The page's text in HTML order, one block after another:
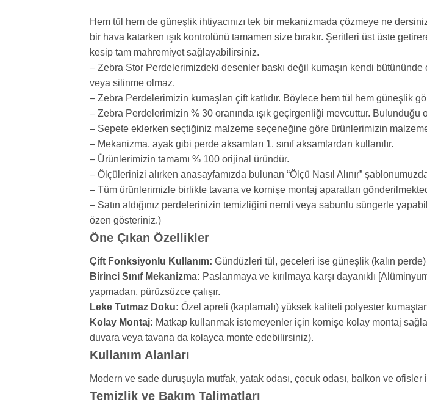
Hem tül hem de güneşlik ihtiyacınızı tek bir mekanizmada çözmeye ne
bir hava katarken ışık kontrolünü tamamen size bırakır. Şeritleri üst üste
kesip tam mahremiyet sağlayabilirsiniz.
– Zebra Stor Perdelerimizdeki desenler baskı değil kumaşın kendi
veya silinme olmaz.
– Zebra Perdelerimizin kumaşları çift katlıdır. Böylece hem tül hem güneşlik
– Zebra Perdelerimizin % 30 oranında ışık geçirgenliği mevcuttur. Bulunduğu
– Sepete eklerken seçtiğiniz malzeme seçeneğine göre ürünlerimizin
– Mekanizma, ayak gibi perde aksamları 1. sınıf aksamlardan kullanılır.
– Ürünlerimizin tamamı % 100 orijinal üründür.
– Ölçülerinizi alırken anasayfamızda bulunan “Ölçü Nasıl Alınır”
– Tüm ürünlerimizle birlikte tavana ve kornişe montaj aparatları
– Satın aldığınız perdelerinizin temizliğini nemli veya sabunlu süngerle
özen gösteriniz.)
Öne Çıkan Özellikler
Çift Fonksiyonlu Kullanım: Gündüzleri tül, geceleri ise güneşlik (kalın
Birinci Sınıf Mekanizma: Paslanmaya ve kırılmaya karşı dayanıklı
yapmadan, pürüzsüzce çalışır.
Leke Tutmaz Doku: Özel apreli (kaplamalı) yüksek kaliteli polyester
Kolay Montaj: Matkap kullanmak istemeyenler için kornişe kolay montaj
duvara veya tavana da kolayca monte edebilirsiniz).
Kullanım Alanları
Modern ve sade duruşuyla mutfak, yatak odası, çocuk odası, balkon ve
Temizlik ve Bakım Talimatları